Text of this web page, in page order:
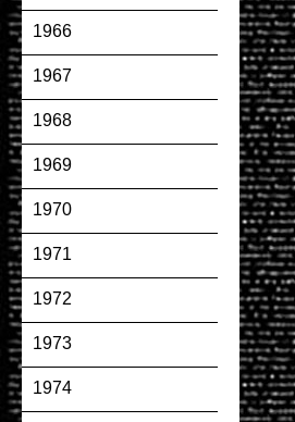
1966
1967
1968
1969
1970
1971
1972
1973
1974